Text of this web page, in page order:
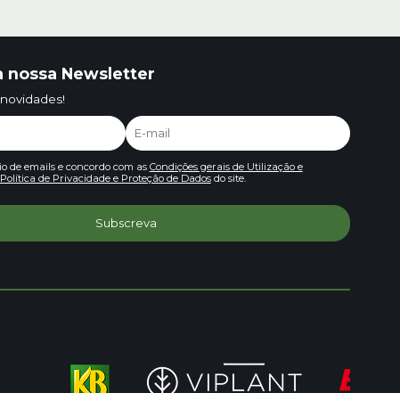
nossa Newsletter
de emails e concordo com as Condições gerais de Utilização e
Política de Privacidade e Proteção de Dadosdo site.